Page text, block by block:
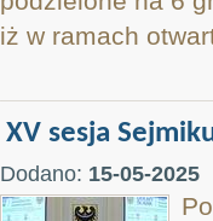
iż w ramach
XV sesja
Dodano: 15-05-2025